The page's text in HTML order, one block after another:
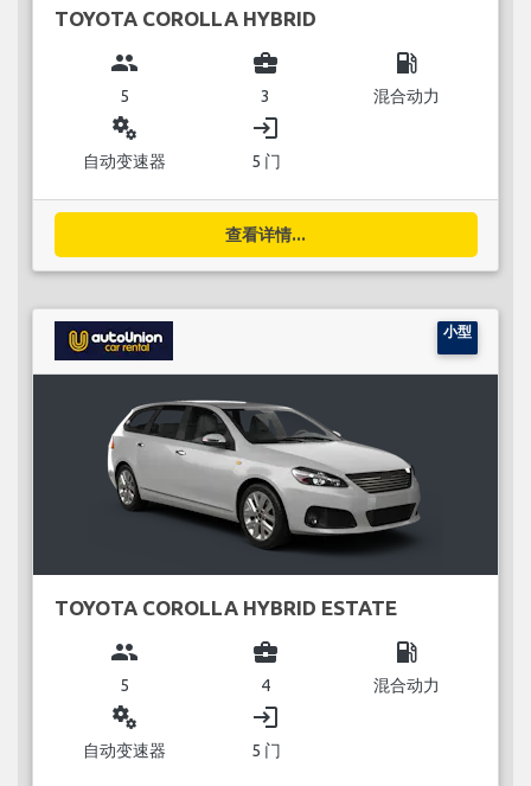
TOYOTA COROLLA HYBRID
group
5
business_center
3
local_gas_station
混合动力
miscellaneous_services
自动变速器
login
5 门
查看详情...
小型
TOYOTA COROLLA HYBRID ESTATE
group
5
business_center
4
local_gas_station
混合动力
miscellaneous_services
自动变速器
login
5 门